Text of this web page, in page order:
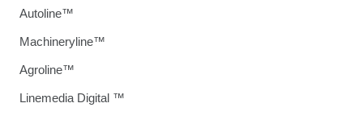
Autoline™
Machineryline™
Agroline™
Linemedia Digital ™